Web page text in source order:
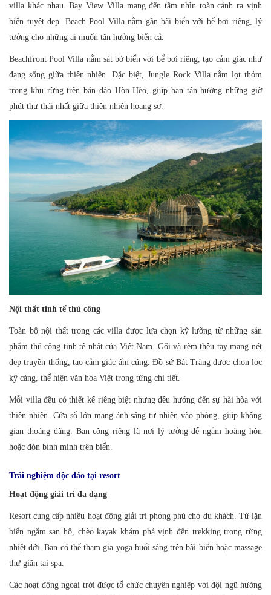
villa khác nhau. Bay View Villa mang đến tầm nhìn toàn cảnh ra vịnh
biển tuyệt đẹp. Beach Pool Villa nằm gần bãi biển với bể bơi riêng, lý
tưởng cho những ai muốn tận hưởng biển cả.
Beachfront Pool Villa nằm sát bờ biển với bể bơi riêng, tạo cảm giác như
đang sống giữa thiên nhiên. Đặc biệt, Jungle Rock Villa nằm lọt thỏm
trong khu rừng trên bán đảo Hòn Hèo, giúp bạn tận hưởng những giờ
phút thư thái nhất giữa thiên nhiên hoang sơ.
Nội thất tinh tế thủ công
Toàn bộ nội thất trong các villa được lựa chọn kỹ lưỡng từ những sản
phẩm thủ công tinh tế nhất của Việt Nam. Gối và rèm thêu tay mang nét
đẹp truyền thống, tạo cảm giác ấm cúng. Đồ sứ Bát Tràng được chọn lọc
kỹ càng, thể hiện văn hóa Việt trong từng chi tiết.
Mỗi villa đều có thiết kế riêng biệt nhưng đều hướng đến sự hài hòa với
thiên nhiên. Cửa sổ lớn mang ánh sáng tự nhiên vào phòng, giúp không
gian thoáng đãng. Ban công riêng là nơi lý tưởng để ngắm hoàng hôn
hoặc đón bình minh trên biển.
Trải nghiệm độc đáo tại resort
Hoạt động giải trí đa dạng
Resort cung cấp nhiều hoạt động giải trí phong phú cho du khách. Từ lặn
biển ngắm san hô, chèo kayak khám phá vịnh đến trekking trong rừng
nhiệt đới. Bạn có thể tham gia yoga buổi sáng trên bãi biển hoặc massage
thư giãn tại spa.
Các hoạt động ngoài trời được tổ chức chuyên nghiệp với đội ngũ hướng